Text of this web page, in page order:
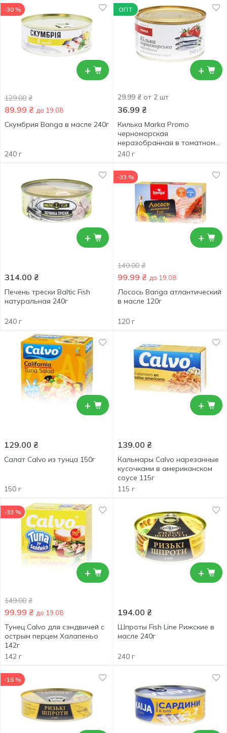
+
-30 %
129.00 ₴
89.99 ₴ до 19.08
Скумбрия Banga в масле 240г
240 г
+
ОПТ
29.99 ₴ от 2 шт
36.99 ₴
Килька Marka Promo
черноморская
неразобранная в томатном
соусе 240г
240 г
+
314.00 ₴
Печень трески Baltic Fish
натуральная 240г
240 г
+
-33 %
149.00 ₴
99.99 ₴ до 19.08
Лосось Banga атлантический
в масле 120г
120 г
+
129.00 ₴
Салат Calvo из тунца 150г
150 г
+
139.00 ₴
Кальмары Calvo нарезанные
кусочками в американском
соусе 115г
115 г
+
-33 %
149.00 ₴
99.99 ₴ до 19.08
Тунец Calvo для сэндвичей с
острым перцем Халапеньо
142г
142 г
+
194.00 ₴
Шпроты Fish Line Рижские в
масле 240г
240 г
-16 %